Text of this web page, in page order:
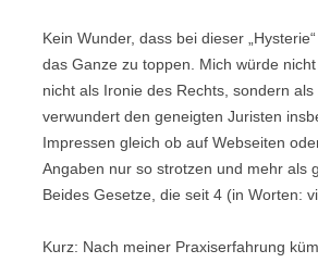
Kein Wunder, dass bei dieser
das Ganze zu toppen. Mich würde
nicht als Ironie des Rechts, sondern
verwundert den geneigten Juristen
Impressen gleich ob auf Webseiten
Angaben nur so strotzen und mehr als
Beides Gesetze, die seit 4 (in Worten:
Kurz: Nach meiner Praxiserfahrung